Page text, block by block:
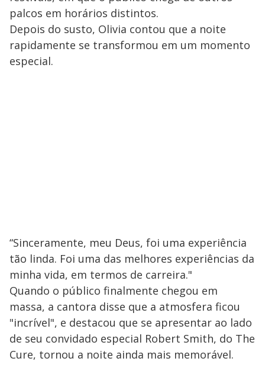
palcos em horários distintos.
Depois do susto, Olivia contou que a noite
rapidamente se transformou em um momento
especial.
“Sinceramente, meu Deus, foi uma experiência
tão linda. Foi uma das melhores experiências da
minha vida, em termos de carreira."
Quando o público finalmente chegou em
massa, a cantora disse que a atmosfera ficou
"incrível", e destacou que se apresentar ao lado
de seu convidado especial Robert Smith, do The
Cure, tornou a noite ainda mais memorável.